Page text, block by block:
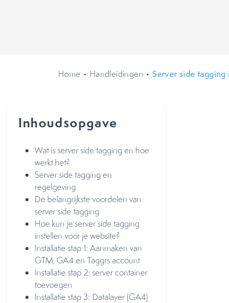
Home • Handleidingen •Server side
Inhoudsopgave
Wat is server side tagging en hoe
werkt het?
Server side tagging en
regelgeving
De belangrijkste voordelen van
server side tagging
Hoe kun je server side tagging
instellen voor je website?
Installatie stap 1: Aanmaken van
GTM, GA4 en Taggrs account
Installatie stap 2: server container
toevoegen
Installatie stap 3: Datalayer (GA4)